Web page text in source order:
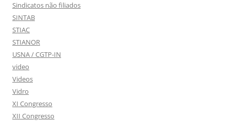
Sindicatos não filiados
SINTAB
STIAC
STIANOR
USNA / CGTP-IN
video
Videos
Vidro
XI Congresso
XII Congresso